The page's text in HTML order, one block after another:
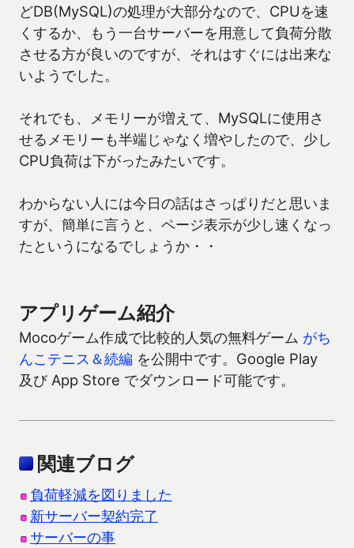
どDB(MySQL)の処理が大部分なので、CPUを速
くするか、もう一台サーバーを用意して負荷分散
させる方が良いのですが、それはすぐには出来な
いようでした。
それでも、メモリーが増えて、MySQLに使用さ
せるメモリーも半端じゃなく増やしたので、少し
CPU負荷は下がったみたいです。
わからない人には今日の話はさっぱりだと思いま
すが、簡単に言うと、ページ表示が少し速くなっ
たというになるでしょうか・・
アプリゲーム紹介
Mocoゲーム作成で比較的人気の無料ゲーム がち
んこテニス＆続編 を公開中です。Google Play
及び App Store でダウンロード可能です。
関連ブログ
負荷軽減を図りました
新サーバー契約完了
サーバーの事